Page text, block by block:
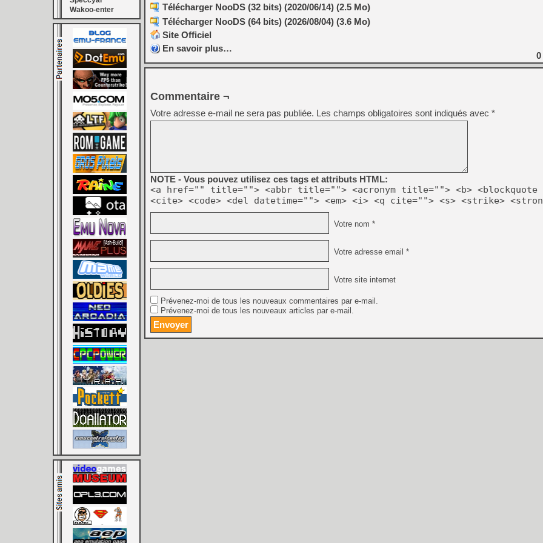
[GK] Déjà des
[Mo5] Brickboy cherche à
[GK] Minecraft et ses «
[GK] Beast of
[GK] Ubisoft : fin de partie
[GK] Mémoire cash -
[GK] Dan Houser (GTA)
[GK] Comment EA Sports
[GK] Crimson Moon : un
[GK] Isle of Reveries : le
[GK] Moonlighter 2 : The
[GK] Capcom relance
[Mo5] Deux inédits du
[LTF] Eté 2026 - Séquence 6
Wakoo-enter
Télécharger NooDS (32 bits) (2020/06/14) (2.5 Mo)
Télécharger NooDS (64 bits) (2026/08/04) (3.6 Mo)
Site Officiel
En savoir plus…
0
Commentaire ¬
Votre adresse e-mail ne sera pas publiée. Les champs obligatoires sont indiqués avec *
NOTE - Vous pouvez utilisez ces tags et attributs HTML:
<a href="" title=""> <abbr title=""> <acronym title=""> <b> <blockquote
<cite> <code> <del datetime=""> <em> <i> <q cite=""> <s> <strike>
Votre nom *
Votre adresse email *
Votre site internet
Prévenez-moi de tous les nouveaux commentaires par e-mail.
Prévenez-moi de tous les nouveaux articles par e-mail.